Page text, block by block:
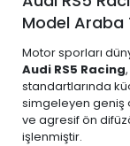
Model Araba
Motor sporları
Audi RS5 Racing
standartlarında
simgeleyen geniş
ve agresif ön
işlenmiştir.